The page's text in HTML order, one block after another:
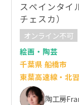
スペインタ
チェスカ）
オンライン不可
絵画・陶芸
千葉県 船橋市
東葉高速線・北
陶工房